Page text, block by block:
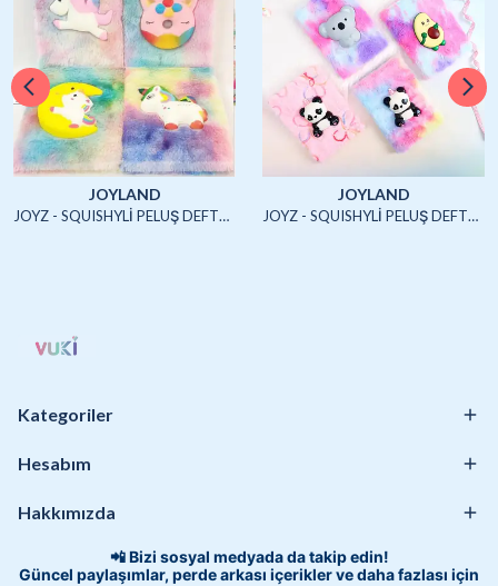
JOYLAND
JOYZ - SQUISHYLİ PELUŞ DEFTER A5 (UNICORN2)-4/S
JOYLAND
JOYZ - SQUISHYLİ PELUŞ DEFTER A5 (HAYVANLAR)-4/S
Kategoriler
Hesabım
Hakkımızda
📲 Bizi sosyal medyada da takip edin!
Güncel paylaşımlar, perde arkası içerikler ve daha fazlası için